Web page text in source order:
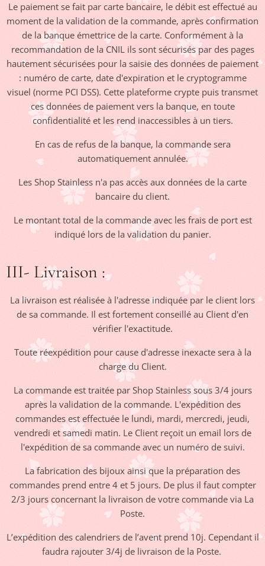
Le paiement se fait par carte bancaire, le débit est effectué au
moment de la validation de la commande, après confirmation
de la banque émettrice de la carte. Conformément à la
recommandation de la CNIL ils sont sécurisés par des pages
hautement sécurisées pour la saisie des données de paiement
: numéro de carte, date d'expiration et le cryptogramme
visuel (norme PCI DSS). Cette plateforme crypte puis transmet
ces données de paiement vers la banque, en toute
confidentialité et les rend inaccessibles à un tiers.
En cas de refus de la banque, la commande sera
automatiquement annulée.
Les Shop Stainless n'a pas accès aux données de la carte
bancaire du client.
Le montant total de la commande avec les frais de port est
indiqué lors de la validation du panier.
III- Livraison :
La livraison est réalisée à l'adresse indiquée par le client lors
de sa commande. Il est fortement conseillé au Client d'en
vérifier l'exactitude.
Toute réexpédition pour cause d'adresse inexacte sera à la
charge du Client.
La commande est traitée par Shop Stainless sous 3/4 jours
après la validation de la commande. L'expédition des
commandes est effectuée le lundi, mardi, mercredi, jeudi,
vendredi et samedi matin. Le Client reçoit un email lors de
l'expédition de sa commande avec un numéro de suivi.
La fabrication des bijoux ainsi que la préparation des
commandes prend entre 4 et 5 jours. De plus il faut compter
2/3 jours concernant la livraison de votre commande via La
Poste.
L’expédition des calendriers de l’avent prend 10j. Cependant il
faudra rajouter 3/4j de livraison de la Poste.